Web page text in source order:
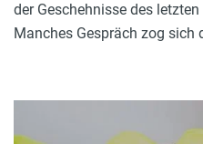
der Geschehnisse des
Manches Gespräch zog sich